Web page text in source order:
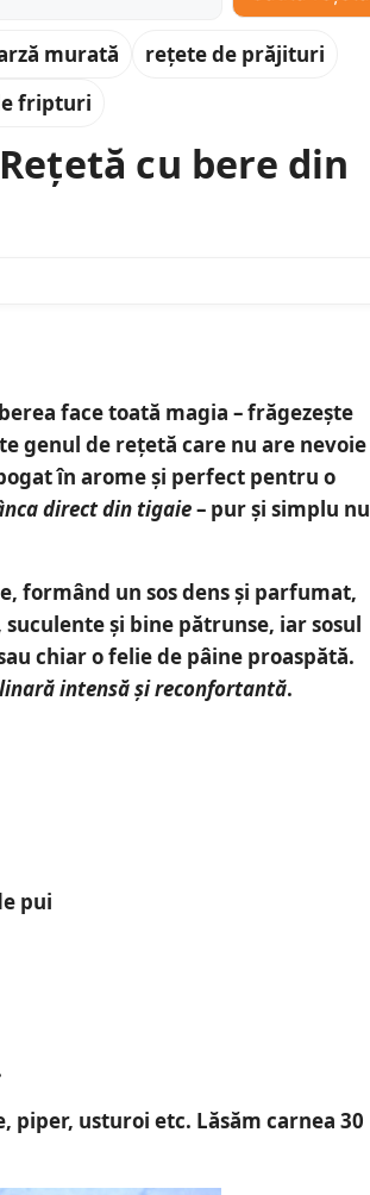
murată
rețete de prăjituri
fripturi
cu bere din
face toată magia – frăgezește
genul de rețetă care nu are nevoie
în arome și perfect pentru o
direct din tigaie– pur și simplu nu
formând un sos dens și parfumat,
și bine pătrunse, iar sosul
chiar o felie de pâine proaspătă.
intensă și reconfortantă.
pui
piper, usturoi etc. Lăsăm carnea 30